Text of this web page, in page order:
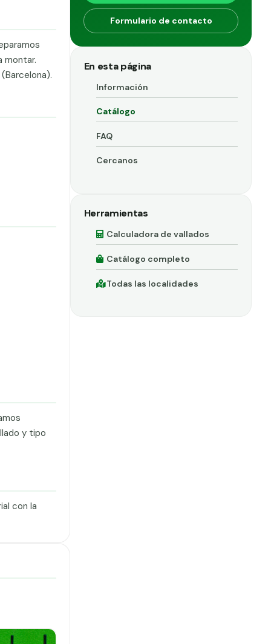
montar.
y tipo
con la
Formulario de contacto
En esta página
Información
Catálogo
FAQ
Cercanos
Herramientas
Calculadora de vallados
Catálogo completo
Todas las localidades